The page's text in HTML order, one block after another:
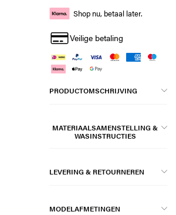
Shop nu, betaal later.
Veilige betaling
PRODUCTOMSCHRIJVING
MATERIAALSAMENSTELLING &
WASINSTRUCTIES
LEVERING & RETOURNEREN
MODELAFMETINGEN